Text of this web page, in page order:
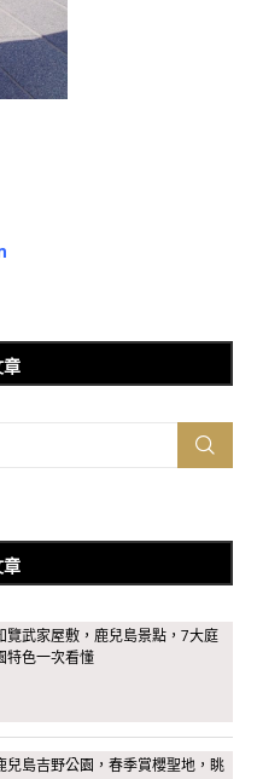
覽武家屋敷，鹿兒島景點，7大庭
特色一次看懂
兒島吉野公園，春季賞櫻聖地，眺